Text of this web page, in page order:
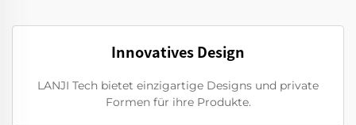
Innovatives Design
LANJI Tech bietet einzigartige Designs und private
Formen für ihre Produkte.